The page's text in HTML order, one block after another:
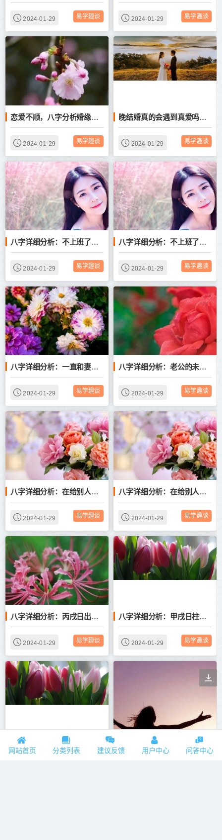
2024-01-29 易学趣谈 2024-01-29 易学趣谈
恋爱不顺，八字分析婚缘何时到来
2024-01-29 易学趣谈
晚结婚真的会遇到真爱吗？看看这个生辰的分析，很实用
2024-01-29 易学趣谈
八字详细分析：不上班了，专心做网店可以吗？适合创业吗？
2024-01-29 易学趣谈
八字详细分析：不上班了，专心做网店可以吗？适合创业吗？
2024-01-29 易学趣谈
八字详细分析：一直和妻子两地分居，今后婚姻会离婚吗？
2024-01-29 易学趣谈
八字详细分析：老公的未来的财运好吗？我们婚姻能幸福吗？
2024-01-29 易学趣谈
八字详细分析：在给别人打工，我的事业财运如何？
2024-01-29 易学趣谈
八字详细分析：在给别人打工，我的事业财运如何？
2024-01-29 易学趣谈
八字详细分析：丙戌日出生，适合上班还是适合自己创业？
2024-01-29 易学趣谈
八字详细分析：甲戌日柱，什么时候能买上属于自己的房子？
2024-01-29 易学趣谈
八字详细分析：八字土旺的小孩，性格固执，吃软不吃硬
网站首页 分类列表 建议反馈 用户中心 问答中心